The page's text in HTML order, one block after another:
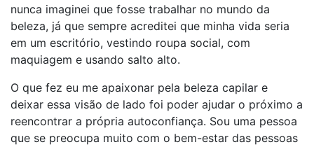
nunca imaginei que fosse trabalhar no mundo da
beleza, já que sempre acreditei que minha vida seria
em um escritório, vestindo roupa social, com
maquiagem e usando salto alto.
O que fez eu me apaixonar pela beleza capilar e
deixar essa visão de lado foi poder ajudar o próximo a
reencontrar a própria autoconfiança. Sou uma pessoa
que se preocupa muito com o bem-estar das pessoas